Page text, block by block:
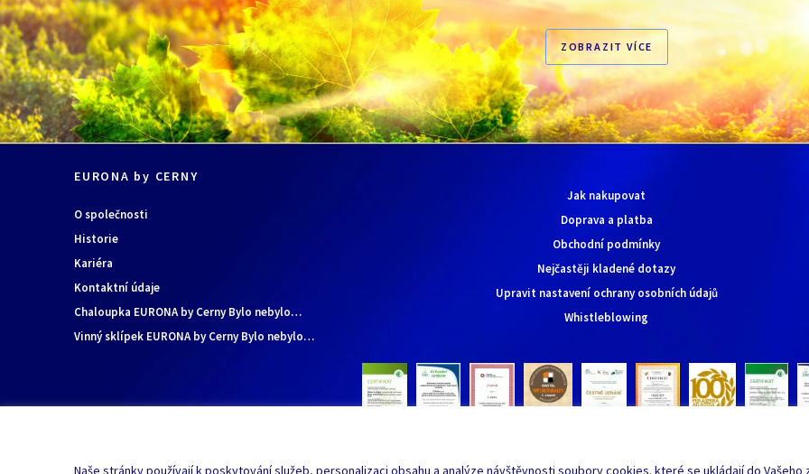
ZOBRAZIT VÍCE
EURONA by CERNY
O společnosti
Historie
Kariéra
Kontaktní údaje
Chaloupka EURONA by Cerny Bylo nebylo…
Vinný sklípek EURONA by Cerny Bylo nebylo…
Jak nakupovat
Doprava a platba
Obchodní podmínky
Nejčastěji kladené dotazy
Upravit nastavení ochrany osobních údajů
Whistleblowing
Naše stránky používají k poskytování služeb, personalizaci obsahu a analýze návštěvnosti soubory cookies. které se ukládají do Vašeho